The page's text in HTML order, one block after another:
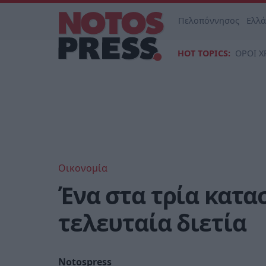
Πελοπόννησος
HOT TOPICS: ΟΡΟΙ
Οικονομία
Ένα στα τρία
τελευταία διετία
Notospress